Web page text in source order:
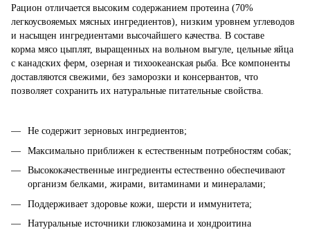
Рацион отличается высоким содержанием протеина (70%
легкоусвояемых мясных ингредиентов), низким уровнем углеводов
и насыщен ингредиентами высочайшего качества. В составе
корма мясо цыплят, выращенных на вольном выгуле, цельные яйца
с канадских ферм, озерная и тихоокеанская рыба. Все компоненты
доставляются свежими, без заморозки и консервантов, что
позволяет сохранить их натуральные питательные свойства.
Не содержит зерновых ингредиентов;
Максимально приближен к естественным потребностям собак;
Высококачественные ингредиенты естественно обеспечивают
организм белками, жирами, витаминами и минералами;
Поддерживает здоровье кожи, шерсти и иммунитета;
Натуральные источники глюкозамина и хондроитина